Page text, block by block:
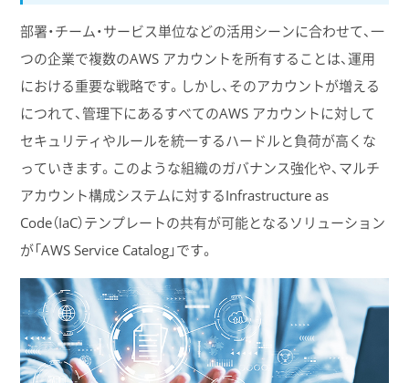
部署・チーム・サービス単位などの活用シーンに合わせて、一
つの企業で複数のAWS アカウントを所有することは、運用
における重要な戦略です。しかし、そのアカウントが増える
につれて、管理下にあるすべてのAWS アカウントに対して
セキュリティやルールを統一するハードルと負荷が高くな
っていきます。このような組織のガバナンス強化や、マルチ
アカウント構成システムに対するInfrastructure as
Code（IaC）テンプレートの共有が可能となるソリューション
が「AWS Service Catalog」です。